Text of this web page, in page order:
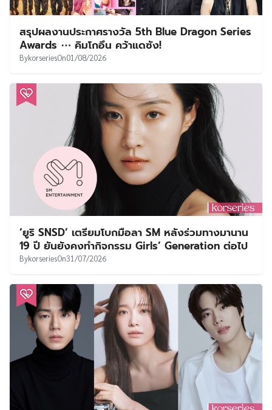
สรุปผลงานประกาศรางวัล 5th Blue Dragon Series
Awards ⋯ คิมโกอึน คว้าแดซัง!
BykorseriesOn01/08/2026
‘ยูริ SNSD’ เตรียมโบกมือลา SM หลังร่วมทางมานาน
19 ปี ยันยังคงทำกิจกรรม Girls’ Generation ต่อไป
BykorseriesOn31/07/2026